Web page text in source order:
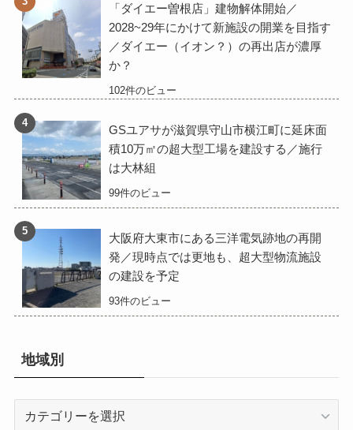
「ダイエー曽根店」建物解体開始／
2028~29年にかけて新施設の開業を目指す
／ダイエー（イオン？）の再出店が濃厚
か？
102件のビュー
GSユアサが滋賀県守山市横江町に延床面
積10万㎡の超大型工場を建設する／施行
は大林組
99件のビュー
大阪府大東市にある三洋電気跡地の再開
発／現時点では更地も、超大型物流施設
の建設を予定
93件のビュー
地域別